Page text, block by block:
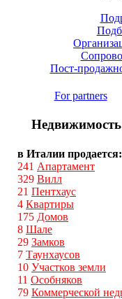
Пост-
For partners
в Италии продается:
241 Апартамент
329 Вилл
21 Пентхаус
4 Квартиры
175 Домов
8 Шале
29 Замков
7 Таунхаусов
10 Участков земли
11 Особняков
79 Коммерческой